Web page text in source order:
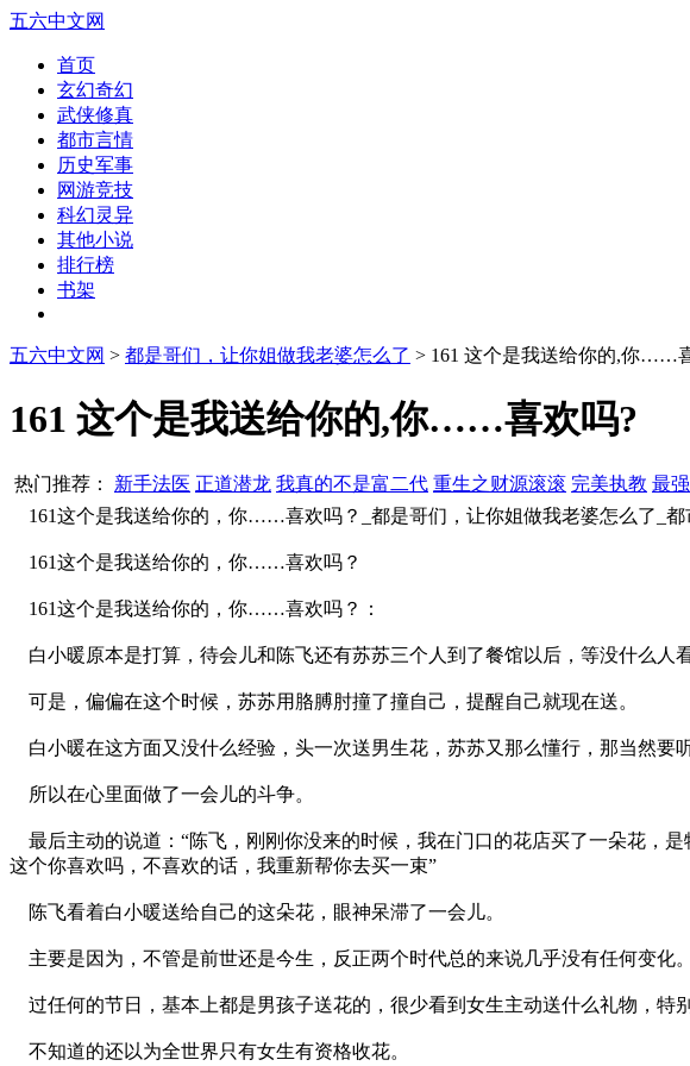
五六中文网
首页
玄幻奇幻
武侠修真
都市言情
历史军事
网游竞技
科幻灵异
其他小说
排行榜
书架
五六中文网 > 都是哥们，让你姐做我老婆怎么了 > 161 这个是我送给你的,你……
161 这个是我送给你的,你……喜欢吗?
热门推荐： 新手法医 正道潜龙 我真的不是富二代 重生之财源滚滚 完美执教 最
161这个是我送给你的，你……喜欢吗？_都是哥们，让你姐做我老婆怎么了_都
161这个是我送给你的，你……喜欢吗？
161这个是我送给你的，你……喜欢吗？：
白小暖原本是打算，待会儿和陈飞还有苏苏三个人到了餐馆以后，等没什么人
可是，偏偏在这个时候，苏苏用胳膊肘撞了撞自己，提醒自己就现在送。
白小暖在这方面又没什么经验，头一次送男生花，苏苏又那么懂行，那当然要
所以在心里面做了一会儿的斗争。
最后主动的说道：“陈飞，刚刚你没来的时候，我在门口的花店买了一朵花，
这个你喜欢吗，不喜欢的话，我重新帮你去买一束”
陈飞看着白小暖送给自己的这朵花，眼神呆滞了一会儿。
主要是因为，不管是前世还是今生，反正两个时代总的来说几乎没有任何变化。
过任何的节日，基本上都是男孩子送花的，很少看到女生主动送什么礼物，特
不知道的还以为全世界只有女生有资格收花。